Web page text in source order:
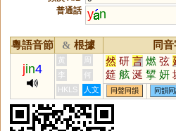
普通話 y n
粵語音節 & 根據 同
jin4
黃 周 然 研 言 燃 弦
筵 舷 涎 揅 妍
𣶙 㵪 蚿 郔 綖
玹 胘 礥 誸 狿
李
何
HKLS
人文 同聲同韻 同韻